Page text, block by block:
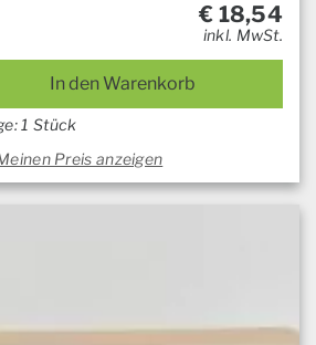
€ 18,54
inkl. MwSt.
In den Warenkorb
1 Stück
Preis anzeigen